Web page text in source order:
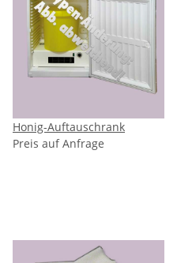
Honig-Auftauschrank
Preis auf Anfrage